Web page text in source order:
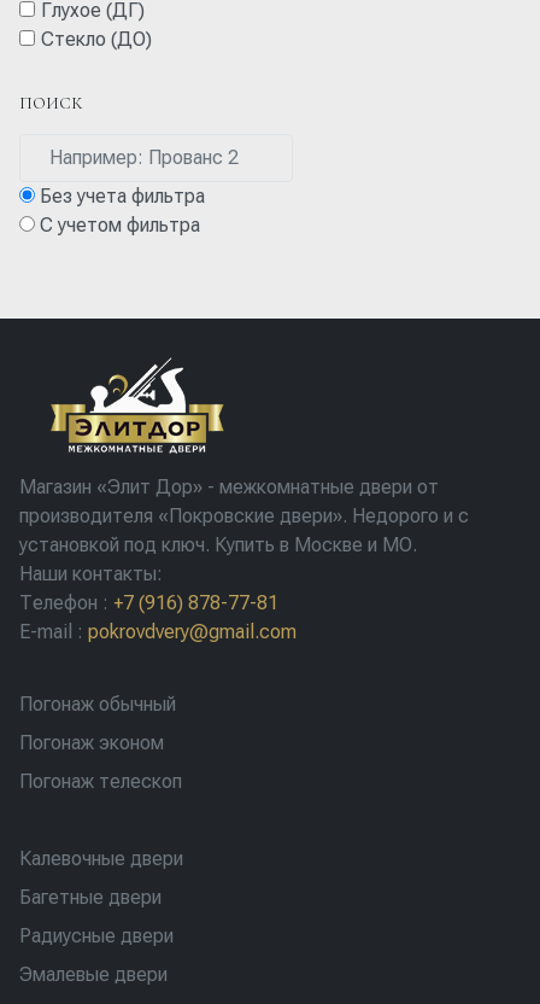
Глухое (ДГ)
Стекло (ДО)
ПОИСК
Без учета фильтра
С учетом фильтра
Магазин «Элит Дор» - межкомнатные двери от
производителя «Покровские двери». Недорого и с
установкой под ключ. Купить в Москве и МО.
Наши контакты:
Телефон : +7 (916) 878-77-81
E-mail : pokrovdvery@gmail.com
Погонаж обычный
Погонаж эконом
Погонаж телескоп
Калевочные двери
Багетные двери
Радиусные двери
Эмалевые двери